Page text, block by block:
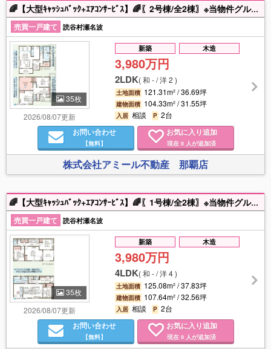
🌈【大型ｷｬｯｼｭﾊﾞｯｸ+ｴｱｺﾝｻｰﾋﾞｽ】🌈〖2号棟/全2棟〗※当物件グループ会社出身である営業担当が最もお得な購入方法、建物に関する相談、住宅ローン等の不安事について親身に対応させていただきますのでお気軽になんでもご相談ください！建物以外に必要な諸費用の抑え方も全力で対応させていただきます！！ 一生に一度の大きなお買い物✨お得に買うなら【アミール不動産】✨にお任せください！！
売買一戸建て
読谷村瀬名波
35枚
2026/08/07更新
新築 木造
3,980万円
2LDK(和 - / 洋 2 )
土地面積 121.31m² / 36.69坪
建物面積 104.33m² / 31.55坪
入居 相談P 2台
お問い合わせ
【無料】
お気に入り追加
現在 0 人が追加済
株式会社アミール不動産 那覇店
🌈【大型ｷｬｯｼｭﾊﾞｯｸ+ｴｱｺﾝｻｰﾋﾞｽ】🌈〖1号棟/全2棟〗※当物件グループ会社出身である営業担当が最もお得な購入方法、建物に関する相談、住宅ローン等の不安事について親身に対応させていただきますのでお気軽になんでもご相談ください！建物以外に必要な諸費用の抑え方も全力で対応させていただきます！！ 一生に一度の大きなお買い物✨お得に買うなら【アミール不動産】✨にお任せください！！
売買一戸建て
読谷村瀬名波
35枚
2026/08/07更新
新築 木造
3,980万円
4LDK(和 - / 洋 4)
土地面積 125.08m² / 37.83坪
建物面積 107.64m² / 32.56坪
入居 相談P 2台
お問い合わせ
【無料】
お気に入り追加
現在 0 人が追加済